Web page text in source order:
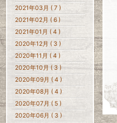
2021年03月 ( 7 )
2021年02月 ( 6 )
2021年01月 ( 4 )
2020年12月 ( 3 )
2020年11月 ( 4 )
2020年10月 ( 3 )
2020年09月 ( 4 )
2020年08月 ( 4 )
2020年07月 ( 5 )
2020年06月 ( 3 )